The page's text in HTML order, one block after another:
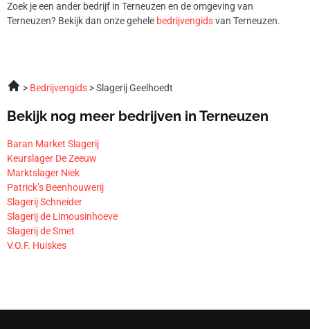
Zoek je een ander bedrijf in Terneuzen en de omgeving van
Terneuzen? Bekijk dan onze gehele bedrijvengidsvan Terneuzen.
Bedrijvengids Slagerij Geelhoedt
Bekijk nog meer bedrijven in Terneuzen
Baran Market Slagerij
Keurslager De Zeeuw
Marktslager Niek
Patrick’s Beenhouwerij
Slagerij Schneider
Slagerij de Limousinhoeve
Slagerij de Smet
V.O.F. Huiskes